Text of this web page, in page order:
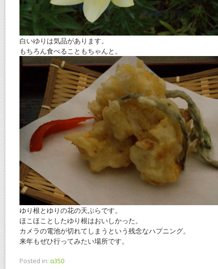
白いゆりは気品があります。
もちろん食べることもちゃんと。
ゆり根とゆりの花の天ぷらです。
ほこほことしたゆり根はおいしかった。
カメラの電池が切れてしまうという残念なハプニング。
来年もぜひ行ってみたい場所です。
Posted in: α350